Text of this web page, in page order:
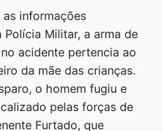
informações
Polícia Militar, a arma de
acidente pertencia ao
da mãe das crianças.
o homem fugiu e
pelas forças de
Furtado, que